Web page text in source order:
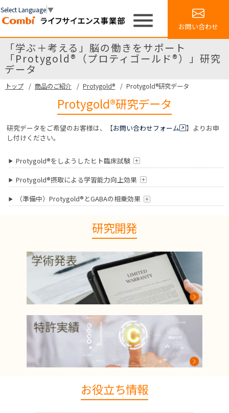
Select Language▼ menu お問い合わせ
「学ぶ＋考える」脳の働きをサポート
「Protygold®（プロティゴールド®）」研究
データ
トップ 商品のご紹介 Protygold® Protygold®研究データ
Protygold®研究データ
研究データをご希望のお客様は、【お問い合わせフォーム
】よりお申
し付けください。
Protygold®をしようしたヒト臨床試験
Protygold®摂取による学習能力向上効果
（準備中）Protygold®とGABAの相乗効果
研究開発
お役立ち情報